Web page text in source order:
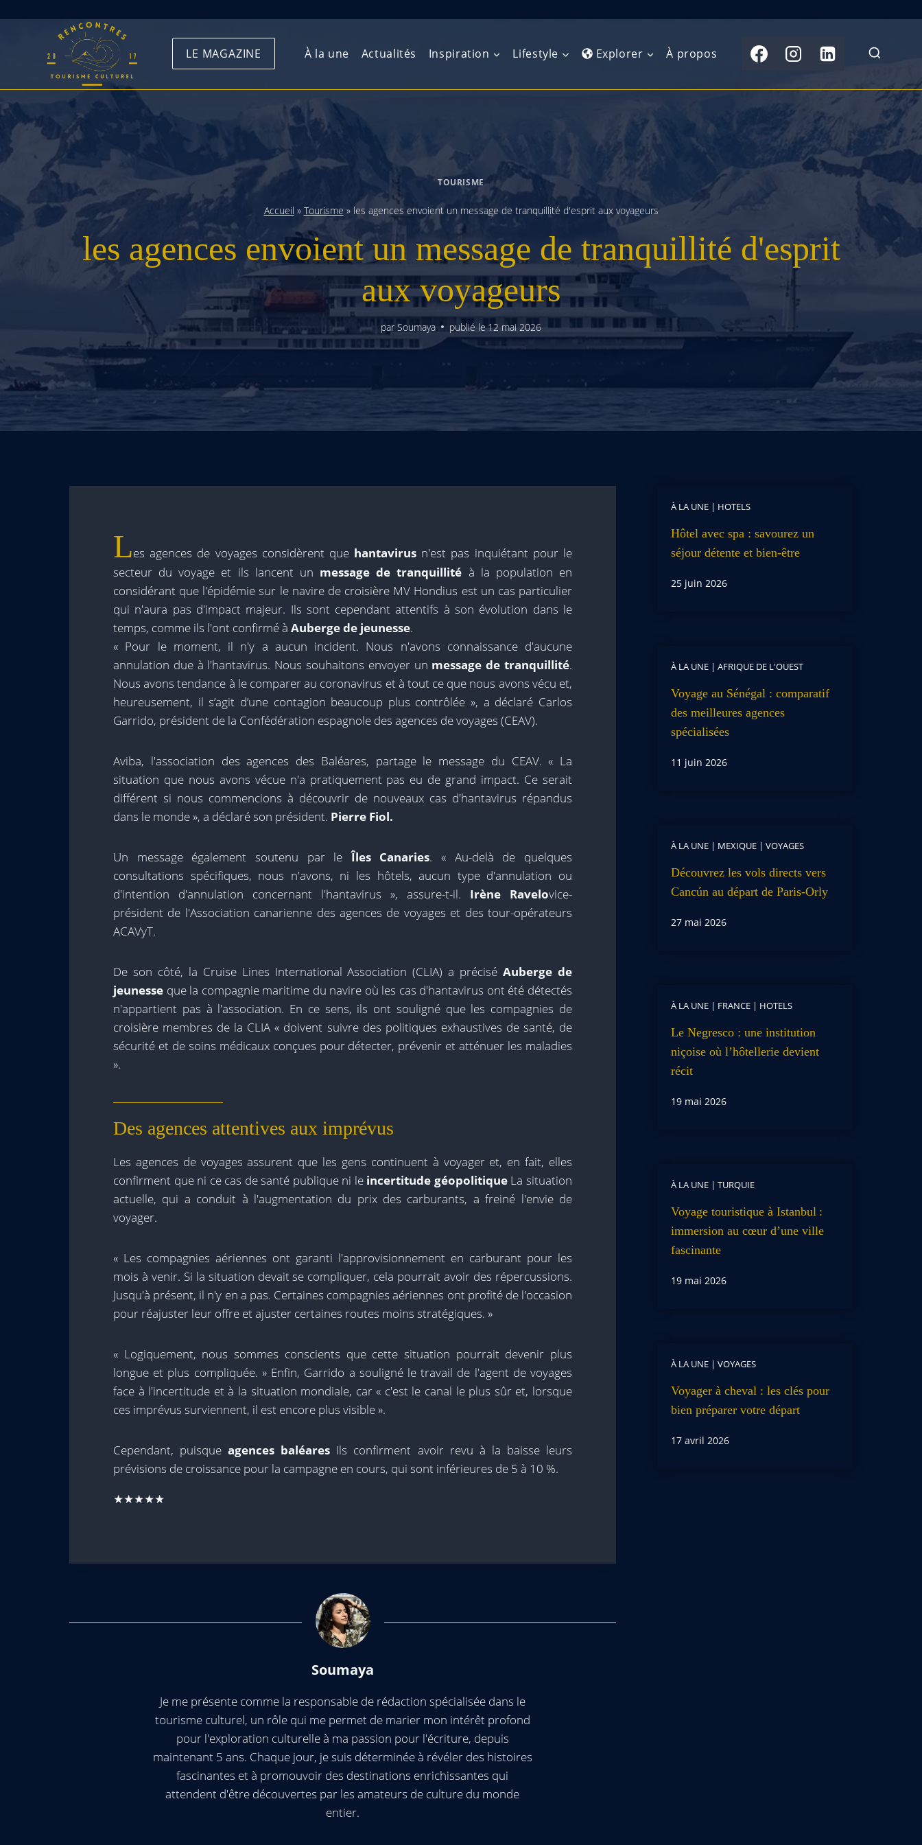
LE MAGAZINE À la une Actualités Inspiration Lifestyle Explorer
Europe du Nord
Europe centrale
Europe de l’Est
Balkans
Amérique centrale
Antilles et Caraïbes
Amérique du Sud
Afrique de l’Est
Afrique australe
Asie centrale
indien
Asie du Sud-Est
Extrême-Orient
Australasie
Îles du Pacifique
À propos
TOURISME
Accueil » Tourisme » les agences envoient un message de tranquillité d'esprit aux voyageurs
les agences envoient un message de tranquillité d'esprit
aux voyageurs
par Soumaya publié le12 mai 2026
Les agences de voyages considèrent que hantavirus n'est pas inquiétant pour le
secteur du voyage et ils lancent un message de tranquillité à la population en
considérant que l'épidémie sur le navire de croisière MV Hondius est un cas particulier
qui n'aura pas d'impact majeur. Ils sont cependant attentifs à son évolution dans le
temps, comme ils l'ont confirmé à Auberge de jeunesse.
« Pour le moment, il n'y a aucun incident. Nous n'avons connaissance d'aucune
annulation due à l'hantavirus. Nous souhaitons envoyer un message de tranquillité.
Nous avons tendance à le comparer au coronavirus et à tout ce que nous avons vécu et,
heureusement, il s’agit d’une contagion beaucoup plus contrôlée », a déclaré Carlos
Garrido, président de la Confédération espagnole des agences de voyages (CEAV).
Aviba, l'association des agences des Baléares, partage le message du CEAV. « La
situation que nous avons vécue n'a pratiquement pas eu de grand impact. Ce serait
différent si nous commencions à découvrir de nouveaux cas d'hantavirus répandus
dans le monde », a déclaré son président. Pierre Fiol.
Un message également soutenu par leÎles Canaries. « Au-delà de quelques
consultations spécifiques, nous n'avons, ni les hôtels, aucun type d'annulation ou
d'intention d'annulation concernant l'hantavirus », assure-t-il. Irène Ravelovice-
président de l'Association canarienne des agences de voyages et des tour-opérateurs
ACAVyT.
De son côté, la Cruise Lines International Association (CLIA) a préciséAuberge de
jeunesse que la compagnie maritime du navire où les cas d'hantavirus ont été détectés
n'appartient pas à l'association. En ce sens, ils ont souligné que les compagnies de
croisière membres de la CLIA « doivent suivre des politiques exhaustives de santé, de
sécurité et de soins médicaux conçues pour détecter, prévenir et atténuer les maladies
».
Des agences attentives aux imprévus
Les agences de voyages assurent que les gens continuent à voyager et, en fait, elles
confirment que ni ce cas de santé publique ni le incertitude géopolitiqueLa situation
actuelle, qui a conduit à l'augmentation du prix des carburants, a freiné l'envie de
voyager.
« Les compagnies aériennes ont garanti l'approvisionnement en carburant pour les
mois à venir. Si la situation devait se compliquer, cela pourrait avoir des répercussions.
Jusqu'à présent, il n'y en a pas. Certaines compagnies aériennes ont profité de l'occasion
pour réajuster leur offre et ajuster certaines routes moins stratégiques. »
« Logiquement, nous sommes conscients que cette situation pourrait devenir plus
longue et plus compliquée. » Enfin, Garrido a souligné le travail de l'agent de voyages
face à l'incertitude et à la situation mondiale, car « c'est le canal le plus sûr et, lorsque
ces imprévus surviennent, il est encore plus visible ».
Cependant, puisqueagences baléares Ils confirment avoir revu à la baisse leurs
prévisions de croissance pour la campagne en cours, qui sont inférieures de 5 à 10 %.
★★★★★
Soumaya
Je me présente comme la responsable de rédaction spécialisée dans le
tourisme culturel, un rôle qui me permet de marier mon intérêt profond
pour l'exploration culturelle à ma passion pour l'écriture, depuis
maintenant 5 ans. Chaque jour, je suis déterminée à révéler des histoires
fascinantes et à promouvoir des destinations enrichissantes qui
attendent d'être découvertes par les amateurs de culture du monde
entier.
À LA UNE| HOTELS
Hôtel avec spa : savourez un
séjour détente et bien-être
25 juin 2026
À LA UNE| AFRIQUE DE L'OUEST
Voyage au Sénégal : comparatif
des meilleures agences
spécialisées
11 juin 2026
À LA UNE| MEXIQUE| VOYAGES
Découvrez les vols directs vers
Cancún au départ de Paris-Orly
27 mai 2026
À LA UNE| FRANCE| HOTELS
Le Negresco : une institution
niçoise où l’hôtellerie devient
récit
19 mai 2026
À LA UNE| TURQUIE
Voyage touristique à Istanbul :
immersion au cœur d’une ville
fascinante
19 mai 2026
À LA UNE| VOYAGES
Voyager à cheval : les clés pour
bien préparer votre départ
17 avril 2026